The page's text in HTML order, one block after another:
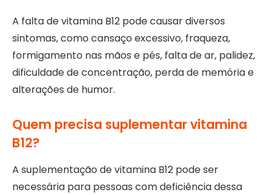
A falta de vitamina B12 pode causar diversos
sintomas, como cansaço excessivo, fraqueza,
formigamento nas mãos e pés, falta de ar, palidez,
dificuldade de concentração, perda de memória e
alterações de humor.
Quem precisa suplementar vitamina
B12?
A suplementação de vitamina B12 pode ser
necessária para pessoas com deficiência dessa